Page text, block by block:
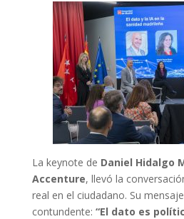
La keynote de Daniel Hidalgo
Accenture, llevó la
real en el ciudadano. Su
contundente: “El dato es